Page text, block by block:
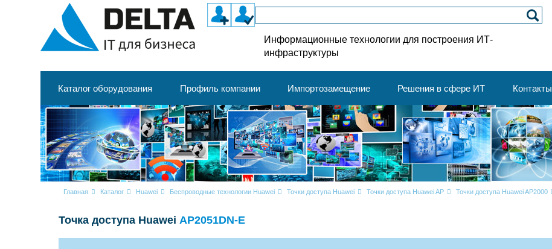
Информационные технологии для построения ИТ-
инфраструктуры
Каталог оборудования Профиль компании Импортозамещение Решения в сфере ИТ Контакты
Главная Каталог Huawei Беспроводные технологии Huawei Точки доступа Huawei Точки доступа Huawei AP Точки доступа Huawei AP2000
Точка доступа HuaweiAP2051DN-E